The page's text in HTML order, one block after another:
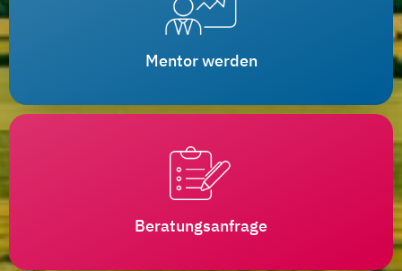
Mentor werden
Beratungsanfrage